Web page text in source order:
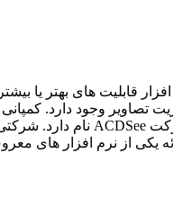
قابلیت های بهتر یا
تصاویر وجود دارد.
ACDSee نام دارد. شرکتی
یکی از نرم افزار های